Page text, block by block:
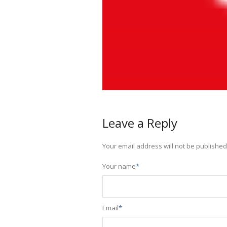
Leave a Reply
Your email address will not be
Your name*
Email*